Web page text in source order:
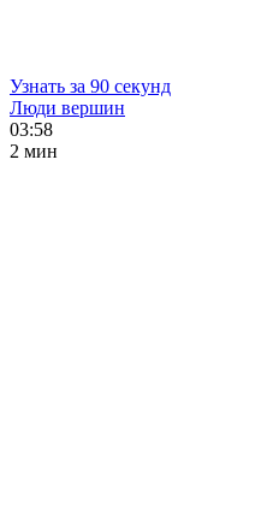
Узнать за 90 секунд
Люди вершин
03:58
2 мин